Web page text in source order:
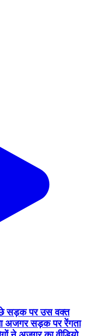
सड़क पर उस वक्त
अजगर सड़क पर रेंगता